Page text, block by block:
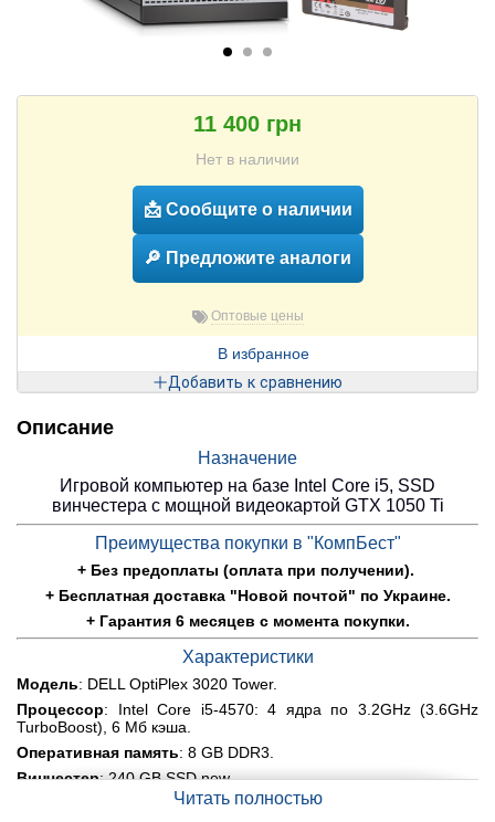
11 400 грн
Нет в наличии
📩 Сообщите о наличии
🔎 Предложите аналоги
Оптовые цены
В избранное
Добавить к сравнению
Описание
Назначение
Игровой компьютер на базе Intel Core i5, SSD
винчестера с мощной видеокартой GTX 1050 Ti
Преимущества покупки в "КомпБест"
+ Без предоплаты (оплата при получении).
+ Бесплатная доставка "Новой почтой" по Украине.
+ Гарантия 6 месяцев с момента покупки.
Характеристики
Модель: DELL OptiPlex 3020 Tower.
Процессор: Intel Core i5-4570: 4 ядра по 3.2GHz (3.6GHz
TurboBoost), 6 Мб кэша.
Оперативная память: 8 GB DDR3.
Винчестер: 240 GB SSD new.
: дискретная nVidia GeForce GTX 1050 TI 4GB
Читать полностью